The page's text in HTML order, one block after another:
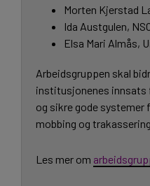
Morten Kjerstad
Ida Austgulen,
Elsa Mari Almås,
Arbeidsgruppen skal
institusjonenes innsats
og sikre gode systemer
mobbing og
Les mer om